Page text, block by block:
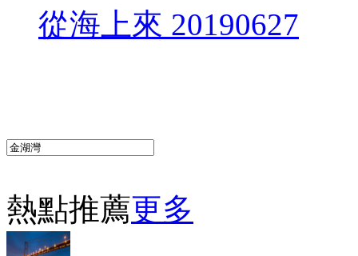
從海上來 20190627
熱點推薦更多